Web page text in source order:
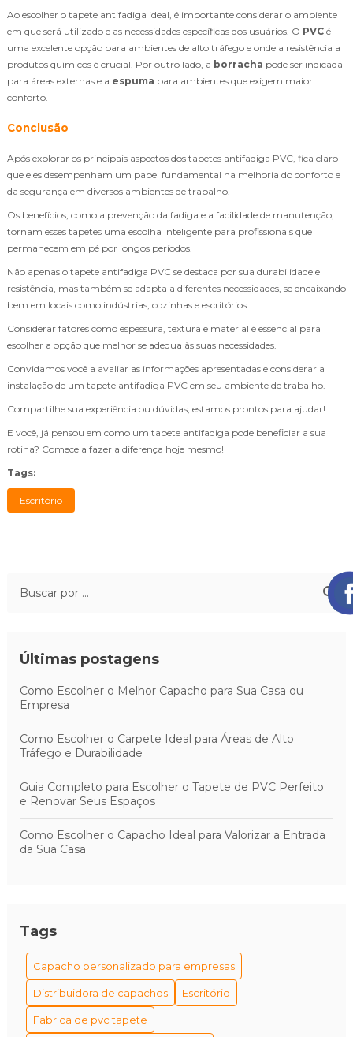
Ao escolher o tapete antifadiga ideal, é importante considerar o ambiente
em que será utilizado e as necessidades específicas dos usuários. O PVC é
uma excelente opção para ambientes de alto tráfego e onde a resistência a
produtos químicos é crucial. Por outro lado, a borracha pode ser indicada
para áreas externas e a espuma para ambientes que exigem maior
conforto.
Conclusão
Após explorar os principais aspectos dos tapetes antifadiga PVC, fica claro
que eles desempenham um papel fundamental na melhoria do conforto e
da segurança em diversos ambientes de trabalho.
Os benefícios, como a prevenção da fadiga e a facilidade de manutenção,
tornam esses tapetes uma escolha inteligente para profissionais que
permanecem em pé por longos períodos.
Não apenas o tapete antifadiga PVC se destaca por sua durabilidade e
resistência, mas também se adapta a diferentes necessidades, se encaixando
bem em locais como indústrias, cozinhas e escritórios.
Considerar fatores como espessura, textura e material é essencial para
escolher a opção que melhor se adequa às suas necessidades.
Convidamos você a avaliar as informações apresentadas e considerar a
instalação de um tapete antifadiga PVC em seu ambiente de trabalho.
Compartilhe sua experiência ou dúvidas; estamos prontos para ajudar!
E você, já pensou em como um tapete antifadiga pode beneficiar a sua
rotina? Comece a fazer a diferença hoje mesmo!
Tags:
Escritório
Últimas postagens
Como Escolher o Melhor Capacho para Sua Casa ou
Empresa
Como Escolher o Carpete Ideal para Áreas de Alto
Tráfego e Durabilidade
Guia Completo para Escolher o Tapete de PVC Perfeito
e Renovar Seus Espaços
Como Escolher o Capacho Ideal para Valorizar a Entrada
da Sua Casa
Tags
Capacho personalizado para empresas
Distribuidora de capachos Escritório
Fabrica de pvc tapete